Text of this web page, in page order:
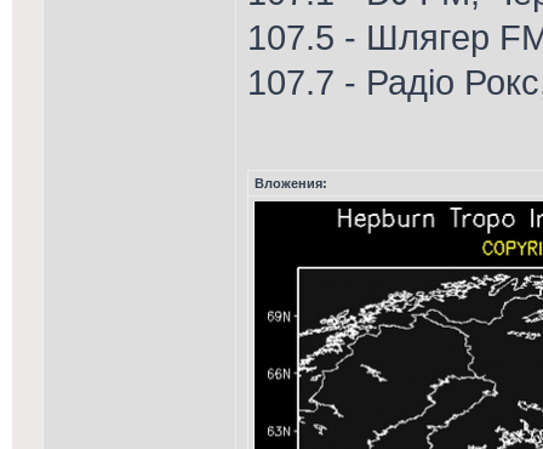
107.5 - Шлягер
107.7 - Радіо
Вложения: